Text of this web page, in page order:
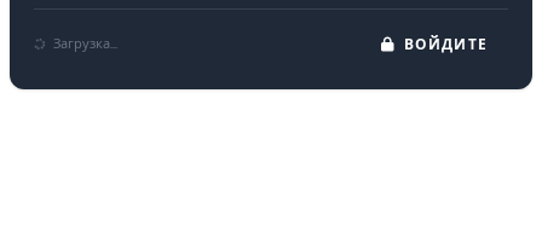
Загрузка... ВОЙДИТЕ